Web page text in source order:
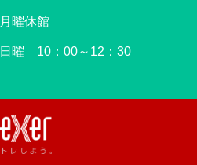
曜休館
曜 10：00～12：30